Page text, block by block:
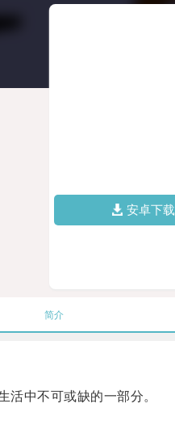
安卓下载
简介
中不可或缺的一部分。